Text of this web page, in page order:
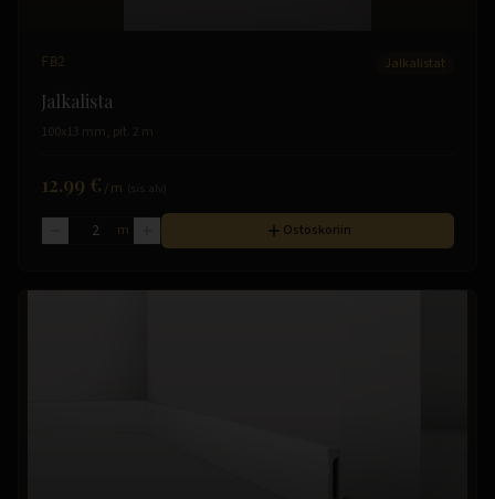
FB2 Jalkalistat
Jalkalista
100x13 mm, pit. 2 m
12.99 € /m
m Ostoskoriin